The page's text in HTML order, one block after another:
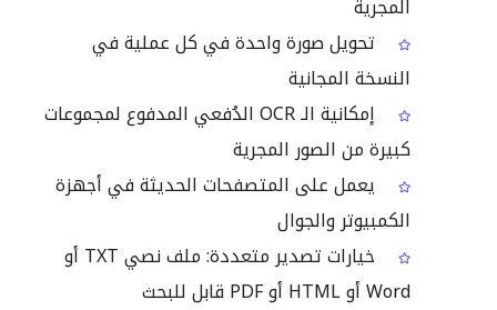
المجرية
تحويل صورة واحدة في كل عملية في
النسخة المجانية
إمكانية الـ OCR الدُفعي المدفوع لمجموعات
كبيرة من الصور المجرية
يعمل على المتصفحات الحديثة في أجهزة
الكمبيوتر والجوال
خيارات تصدير متعددة: ملف نصي TXT أو
Word أو HTML أو PDF قابل للبحث